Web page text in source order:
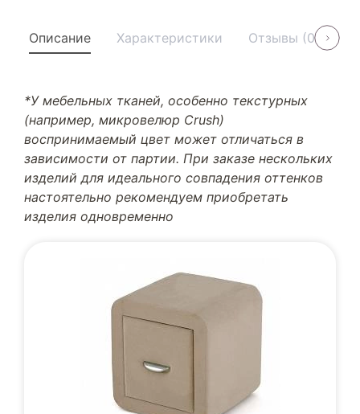
Описание Характеристики Отзывы (0)
*У мебельных тканей, особенно текстурных
(например, микровелюр Crush)
воспринимаемый цвет может отличаться в
зависимости от партии. При заказе нескольких
изделий для идеального совпадения оттенков
настоятельно рекомендуем приобретать
изделия одновременно